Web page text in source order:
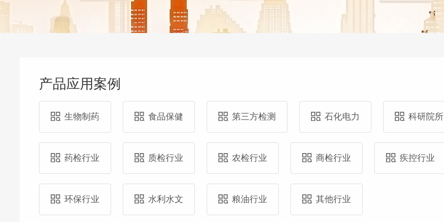
产品应用案例
生物制药 食品保健 第三方检测 石化电力 科研院所
药检行业 质检行业 农检行业 商检行业 疾控行业
环保行业 水利水文 粮油行业 其他行业